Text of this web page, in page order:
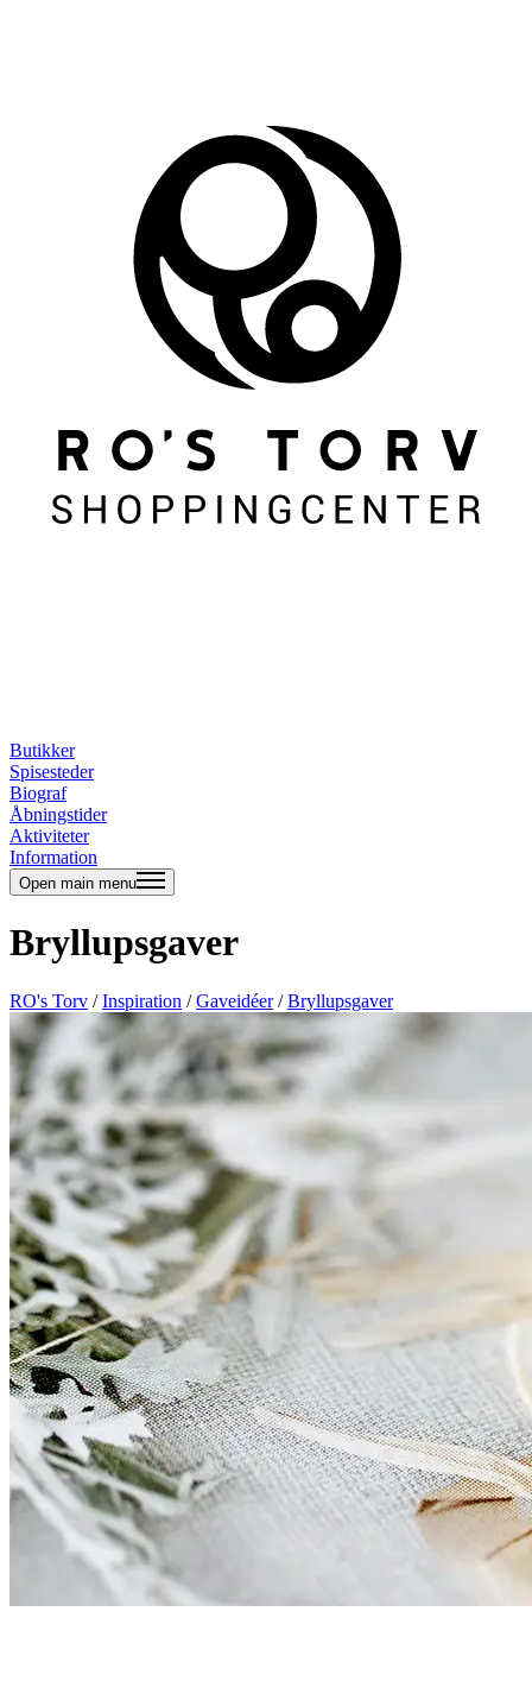
Butikker
Spisesteder
Biograf
Åbningstider
Aktiviteter
Information
Open main menu
Bryllupsgaver
RO's Torv /Inspiration /Gaveidéer/Bryllupsgaver